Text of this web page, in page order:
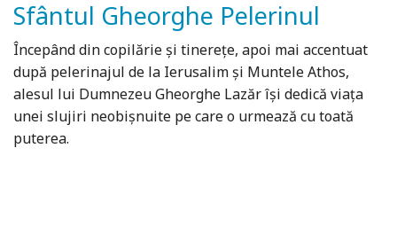
Sfântul Gheorghe Pelerinul
Începând din copilărie și tinerețe, apoi mai accentuat
după pelerinajul de la Ierusalim și Muntele Athos,
alesul lui Dumnezeu Gheorghe Lazăr își dedică viața
unei slujiri neobișnuite pe care o urmează cu toată
puterea.